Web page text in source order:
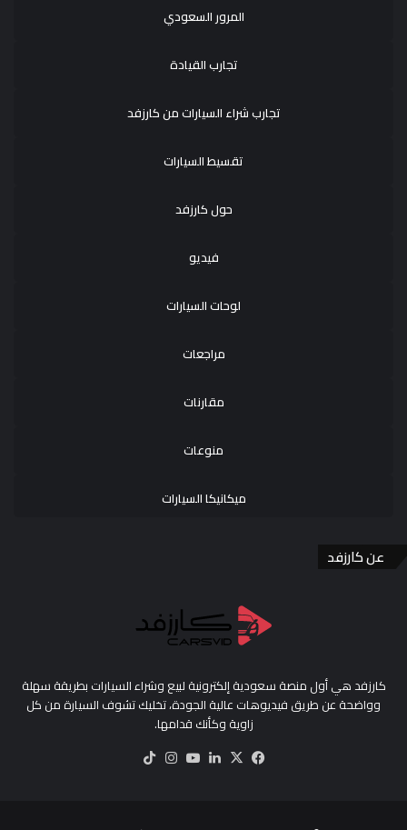
المرور السعودي
تجارب القيادة
تجارب شراء السيارات من كارزفد
تقسيط السيارات
حول كارزفد
فيديو
لوحات السيارات
مراجعات
مقارنات
منوعات
ميكانيكا السيارات
عن كارزفد
كارزفد هي أول منصة سعودية إلكترونية لبيع وشراء السيارات بطريقة سهلة
وواضحة عن طريق فيديوهات عالية الجودة، تخليك تشوف السيارة من كل
زاوية وكأنك قدامها.
فيسبوك
‫X لينكدإن‫YouTubeانستقرام